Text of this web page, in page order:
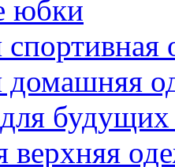
юбки
домашняя
верхняя